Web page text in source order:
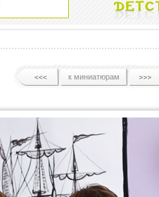
к миниатюрам